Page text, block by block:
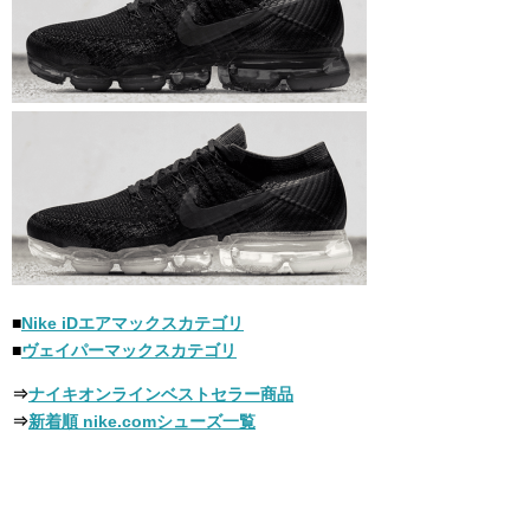
■Nike iDエアマックスカテゴリ
■ヴェイパーマックスカテゴリ
⇒ナイキオンラインベストセラー商品
⇒新着順 nike.comシューズ一覧